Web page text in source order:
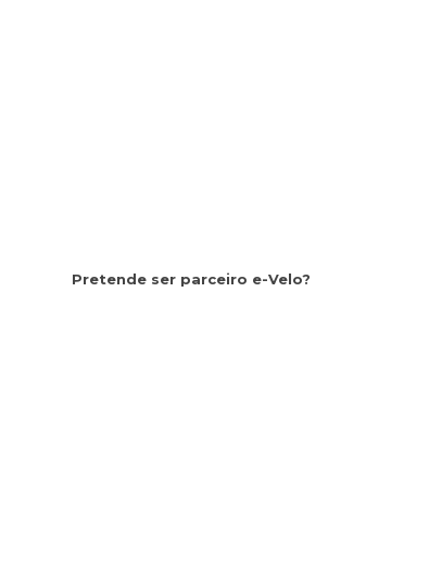
Pretende ser parceiro e-Velo?